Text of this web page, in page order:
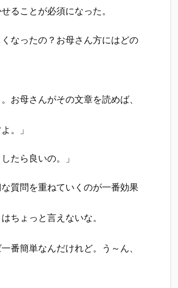
ることが必須になった。
なったの？お母さん方にはどの
お母さんがその文章を読めば、
。」
たら良いの。」
質問を重ねていくのが一番効果
ちょっと言えないな。
番簡単なんだけれど。う～ん、